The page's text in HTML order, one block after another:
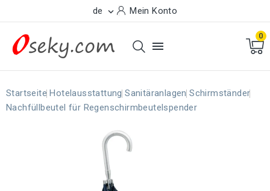
de  Mein Konto

0
Startseite Hotelausstattung Sanitäranlagen Schirmständer
Nachfüllbeutel für Regenschirmbeutelspender